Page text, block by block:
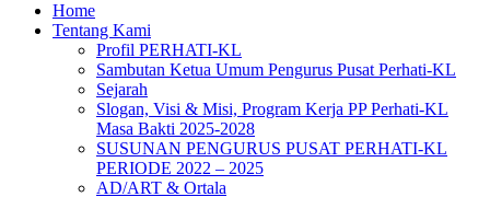
Home
Tentang Kami
Profil PERHATI-KL
Sambutan Ketua Umum Pengurus Pusat Perhati-KL
Sejarah
Slogan, Visi & Misi, Program Kerja PP Perhati-KL
Masa Bakti 2025-2028
SUSUNAN PENGURUS PUSAT PERHATI-KL
PERIODE 2022 – 2025
AD/ART & Ortala